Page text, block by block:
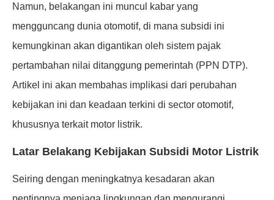
Namun, belakangan ini muncul kabar yang
mengguncang dunia otomotif, di mana subsidi ini
kemungkinan akan digantikan oleh sistem pajak
pertambahan nilai ditanggung pemerintah (PPN DTP).
Artikel ini akan membahas implikasi dari perubahan
kebijakan ini dan keadaan terkini di sector otomotif,
khususnya terkait motor listrik.
Latar Belakang Kebijakan Subsidi Motor Listrik
Seiring dengan meningkatnya kesadaran akan